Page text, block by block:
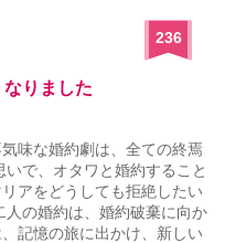
236
りました
味な婚約劇は、全ての終焉
で、オタワと婚約すること
アをどうしても拒絶したい
人の婚約は、婚約破棄に向か
記憶の旅に出かけ、新しい